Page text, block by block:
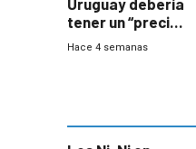
Uruguay debería
tener un “precio
único” en los
Hace 4 semanas